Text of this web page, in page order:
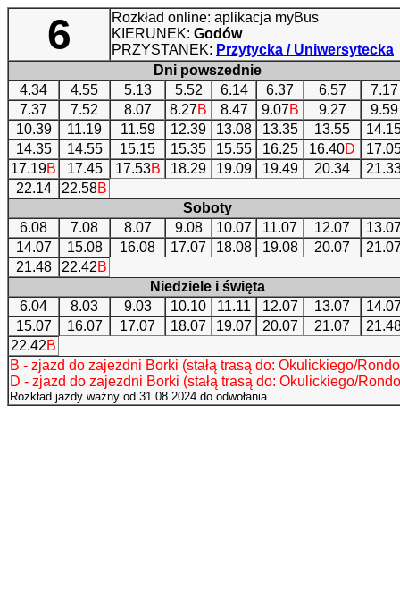
6
Rozkład online: aplikacja myBus
KIERUNEK: Godów
PRZYSTANEK: Przytycka / Uniwersytecka
Dni powszednie
4.34
4.55 5.13 5.52 6.14 6.37 6.57
7.17
7.37
7.52 8.07 8.27B 8.47 9.07B 9.27
9.59
10.39
11.19 11.59 12.39 13.08 13.35 13.55
14.35
14.55 15.15 15.35 15.55 16.25 16.40D
17.19B 17.45 17.53B 18.29 19.09 19.49 20.34
22.14
22.58B
Soboty
6.08
7.08 8.07 9.08 10.07 11.07 12.07
14.07
15.08 16.08 17.07 18.08 19.08 20.07
21.48
22.42B
Niedziele i święta
6.04
8.03 9.03 10.10 11.11 12.07 13.07
15.07
16.07 17.07 18.07 19.07 20.07 21.07
22.42B
B - zjazd do zajezdni Borki (stałą trasą do: Okulickiego/
D - zjazd do zajezdni Borki (stałą trasą do: Okulickiego/
Rozkład jazdy ważny od 31.08.2024 do odwołania